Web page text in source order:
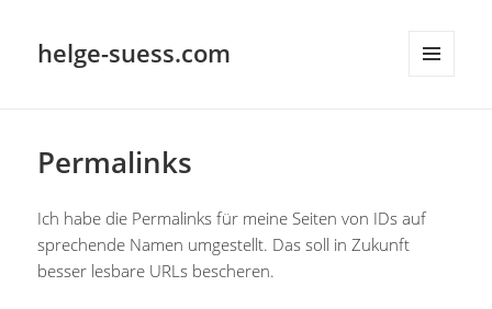
helge-suess.com
Permalinks
Ich habe die Permalinks für meine Seiten von IDs auf
sprechende Namen umgestellt. Das soll in Zukunft
besser lesbare URLs bescheren.